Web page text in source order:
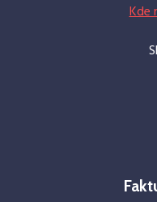
Kde